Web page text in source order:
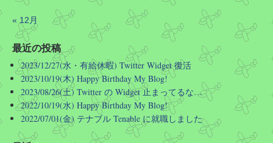
なお、町名だけ聞かれても同様です
Hirotoshi Okumura @okumura1967 2026/08/03 06:31
このような SPAMMER を支援するような活動 (高名な公
共イベントで実際に使用していたドメインのリリース)
を国の公共機関といってよい団体がやるということ自体
を違法にする必要があるのでは…? ドメイン管理料なん
て年に数千円なんだから、国の予算で永久に保持しろ
« 12月
最近の投稿
2023/12/27(水・有給休暇) Twitter Widget 復活
2023/10/19(木) Happy Birthday My Blog!
2023/08/26(土) Twitter の Widget 止まってるな…
2022/10/19(水) Happy Birthday My Blog!
2022/07/01(金) テナブル Tenable に就職しました